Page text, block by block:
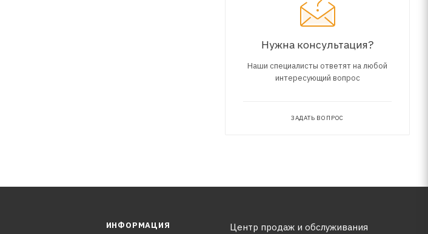
Нужна консультация?
Наши специалисты ответят на любой
интересующий вопрос
ЗАДАТЬ ВОПРОС
ИНФОРМАЦИЯ
Центр продаж и обслуживания